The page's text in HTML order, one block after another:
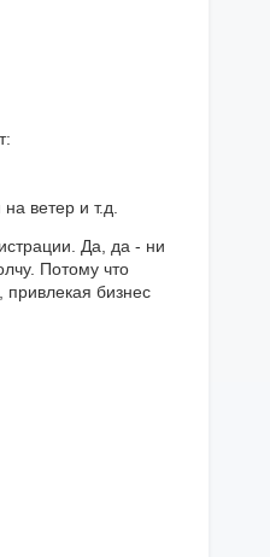
ветер и т.д.
Да, да - ни
Потому что
привлекая бизнес